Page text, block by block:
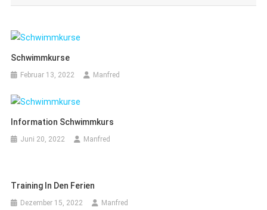
Schwimmkurse
Februar 13, 2022 Manfred
Information Schwimmkurs
Juni 20, 2022 Manfred
Training In Den Ferien
Dezember 15, 2022 Manfred